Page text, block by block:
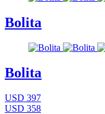
Bolita
Bolita
USD 397
USD 358